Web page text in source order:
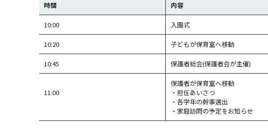
時間 内容
10:00 入園式
10:20 子どもが保育室へ移動
10:45 保護者総会(保護者会が主催)
11:00
保護者が保育室へ移動
・担任あいさつ
・各学年の幹事選出
・家庭訪問の予定をお知らせ